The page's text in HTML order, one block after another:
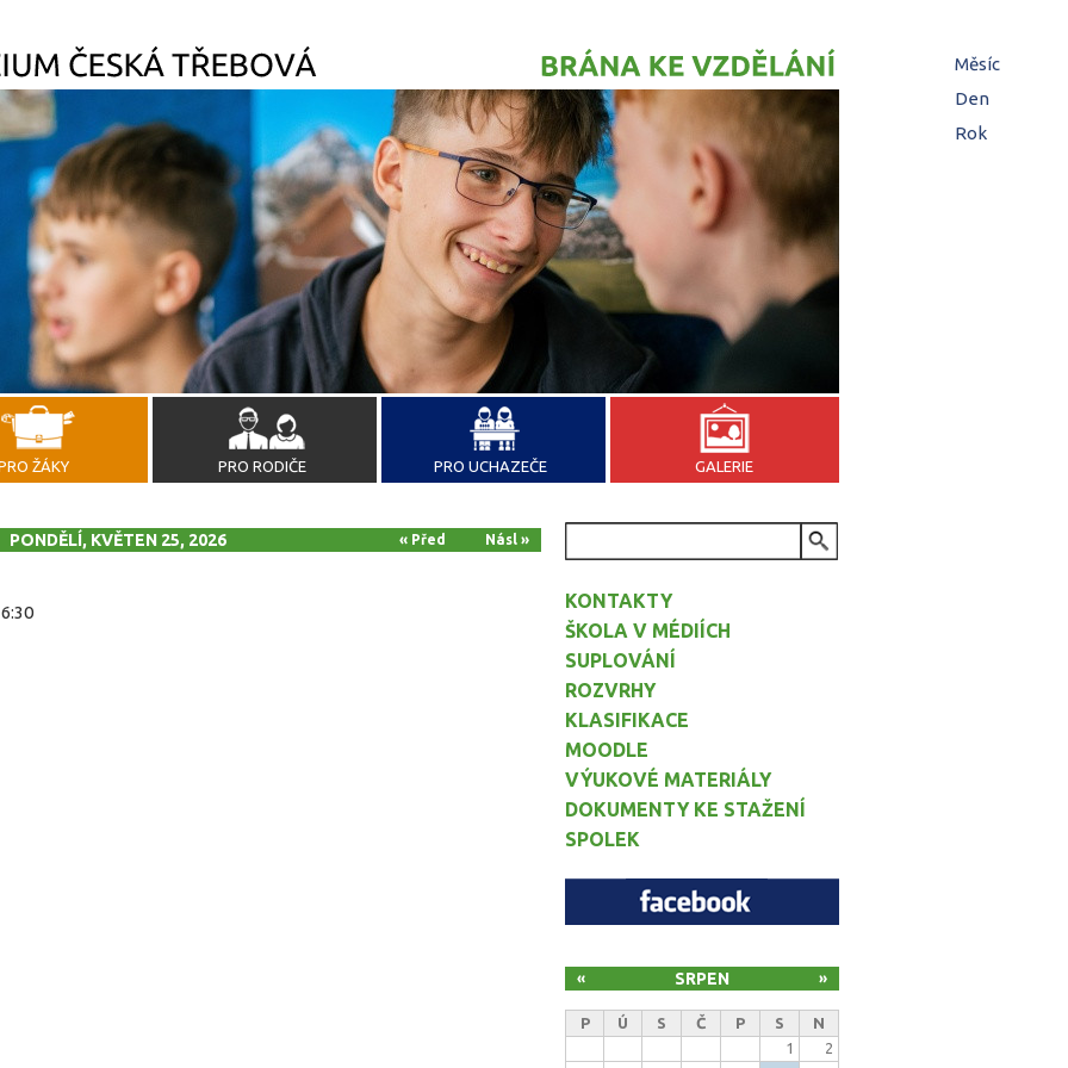
ŽÁKY PRO RODIČE PRO UCHAZEČE GALERIE
PONDĚLÍ, KVĚTEN 25, 2026 « Před Násl »
KONTAKTY
ŠKOLA V MÉDIÍCH
SUPLOVÁNÍ
ROZVRHY
KLASIFIKACE
MOODLE
VÝUKOVÉ MATERIÁLY
DOKUMENTY KE STAŽENÍ
SPOLEK
SRPEN
« »
P Ú S Č P S
N
1
2
Měsíc
Den(aktivní
Rok